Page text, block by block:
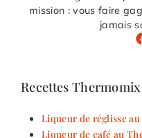
mission : vous faire
jamais
Recettes Thermomix
Liqueur de réglisse
Liqueur de café au